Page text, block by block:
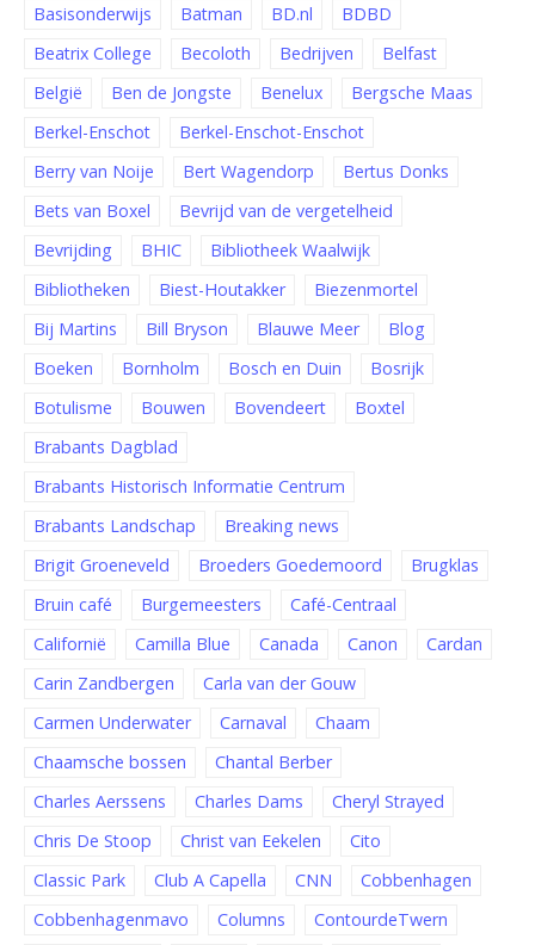
Basisonderwijs
Batman BD.nl
BDBD
Beatrix College
Becoloth Bedrijven
Belfast
België
Ben de Jongste Benelux
Bergsche Maas
Berkel-Enschot
Berkel-Enschot-Enschot
Berry van Noije
Bert Wagendorp
Bertus Donks
Bets van Boxel
Bevrijd van de vergetelheid
Bevrijding
BHIC
Bibliotheek Waalwijk
Bibliotheken
Biest-Houtakker
Biezenmortel
Bij Martins
Bill Bryson Blauwe Meer
Blog
Boeken
Bornholm Bosch en Duin
Bosrijk
Botulisme
Bouwen Bovendeert
Boxtel
Brabants Dagblad
Brabants Historisch Informatie Centrum
Brabants Landschap
Breaking news
Brigit Groeneveld
Broeders Goedemoord
Brugklas
Bruin café
Burgemeesters
Café-Centraal
Californië
Camilla Blue Canada Canon
Cardan
Carin Zandbergen
Carla van der Gouw
Carmen Underwater
Carnaval
Chaam
Chaamsche bossen
Chantal Berber
Charles Aerssens
Charles Dams
Cheryl Strayed
Chris De Stoop
Christ van Eekelen
Cito
Classic Park
Club A Capella CNN
Cobbenhagen
Cobbenhagenmavo
Columns
ContourdeTwern